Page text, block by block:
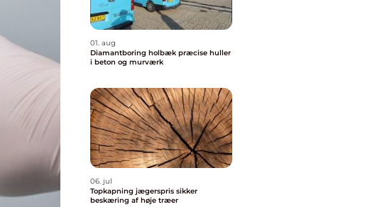
01. aug
Diamantboring holbæk præcise huller
i beton og murværk
06. jul
Topkapning jægerspris sikker
beskæring af høje træer